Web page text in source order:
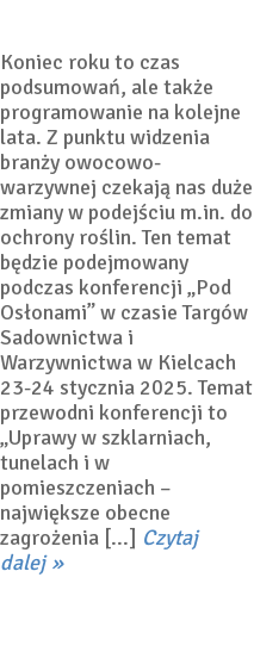
Koniec roku to czas
podsumowań, ale także
programowanie na kolejne
lata. Z punktu widzenia
branży owocowo-
warzywnej czekają nas duże
zmiany w podejściu m.in. do
ochrony roślin. Ten temat
będzie podejmowany
podczas konferencji „Pod
Osłonami” w czasie Targów
Sadownictwa i
Warzywnictwa w Kielcach
23-24 stycznia 2025. Temat
przewodni konferencji to
„Uprawy w szklarniach,
tunelach i w
pomieszczeniach –
największe obecne
zagrożenia [...] Czytaj
dalej